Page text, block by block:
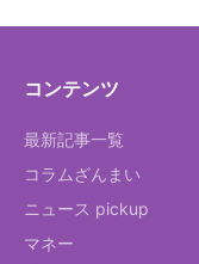
コンテンツ
最新記事一覧
コラムざんまい
ニュース pickup
マネー